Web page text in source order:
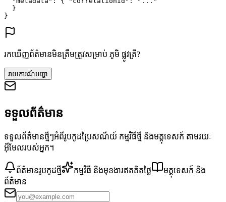
}
}
រកឃើញព័ត៌មានមិនត្រឹមត្រូវសម្រាប់ ភូមិ ផ្លូវត្រី?
រាយការណ៍បញ្ហា
ទទួលព័ត៌មាន
ទទួលព័ត៌មានថ្មីៗអំពីរូបកូដប្រៃសណីយ៍ កម្មវិធីថ្មី និងមគ្គុទេសក៍ តាមរយៈ
អ៊ីមែលរបស់អ្នក។
ព័ត៌មានរូបកូដថ្មី កម្មវិធី និងមុខងារឥតគិតថ្លៃ
មគ្គុទេសក៍ និង
ព័ត៌មាន